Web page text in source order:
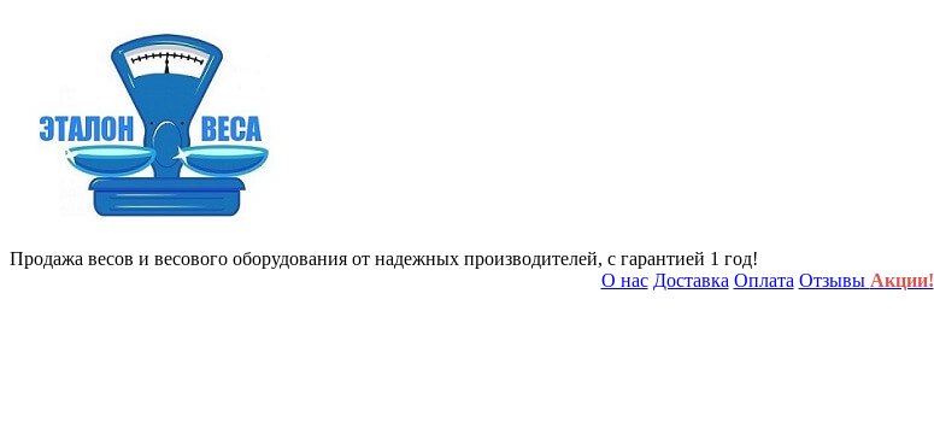
Продажа весов и весового оборудования от надежных производителей, с гарантией 1 год!
О нас Доставка Оплата Отзывы Акции!